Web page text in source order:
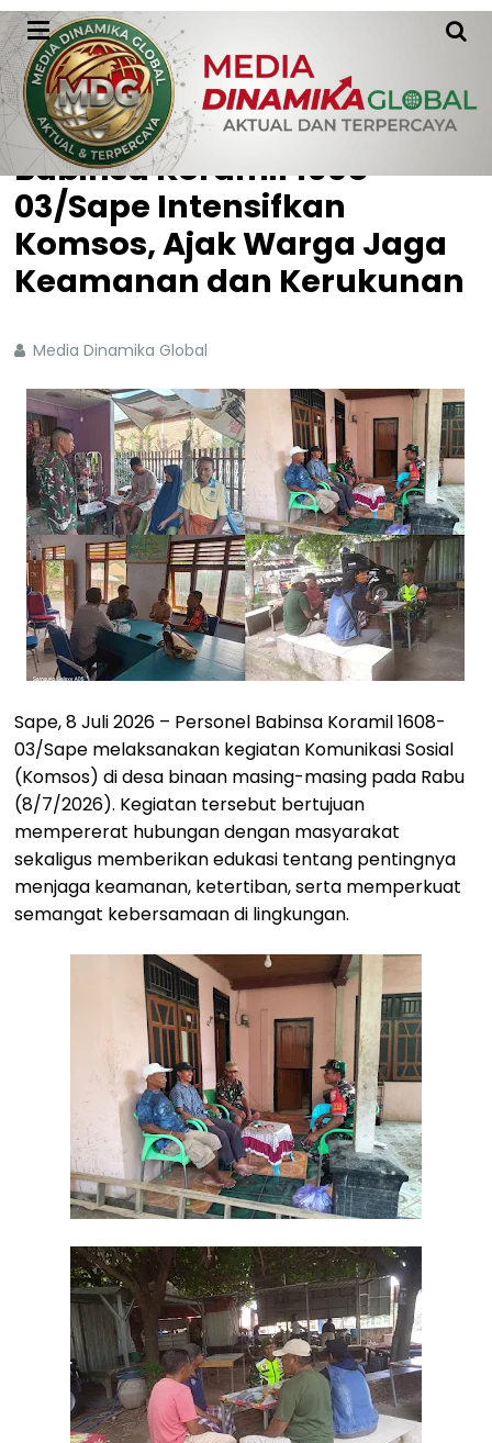
HOME WITHOUT LABEL
Babinsa Koramil 1608-
03/Sape Intensifkan
Komsos, Ajak Warga Jaga
Keamanan dan Kerukunan
Media Dinamika Global
Sape, 8 Juli 2026 – Personel Babinsa Koramil 1608-
03/Sape melaksanakan kegiatan Komunikasi Sosial
(Komsos) di desa binaan masing-masing pada Rabu
(8/7/2026). Kegiatan tersebut bertujuan
mempererat hubungan dengan masyarakat
sekaligus memberikan edukasi tentang pentingnya
menjaga keamanan, ketertiban, serta memperkuat
semangat kebersamaan di lingkungan.